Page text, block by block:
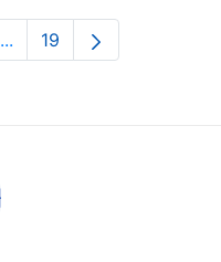
...Páxinas intermedias Use
Páxina
19